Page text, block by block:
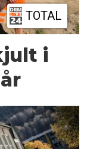
TOTAL
i